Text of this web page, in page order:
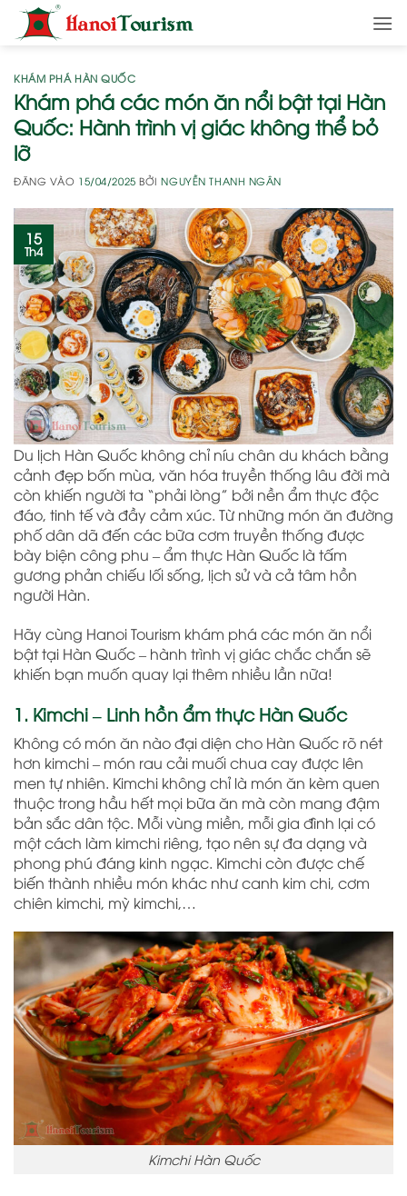
qua
dungKHÁM PHÁ HÀN QUỐC
Khám phá các món ăn nổi bật tại Hàn
Quốc: Hành trình vị giác không thể bỏ
lỡ
ĐĂNG VÀO 15/04/2025 BỞINGUYỄN THANH NGÂN
15
Th4
Du lịch Hàn Quốc không chỉ níu chân du khách bằng
cảnh đẹp bốn mùa, văn hóa truyền thống lâu đời mà
còn khiến người ta “phải lòng” bởi nền ẩm thực độc
đáo, tinh tế và đầy cảm xúc. Từ những món ăn đường
phố dân dã đến các bữa cơm truyền thống được
bày biện công phu – ẩm thực Hàn Quốc là tấm
gương phản chiếu lối sống, lịch sử và cả tâm hồn
người Hàn.
Hãy cùng Hanoi Tourism khám phá các món ăn nổi
bật tại Hàn Quốc – hành trình vị giác chắc chắn sẽ
khiến bạn muốn quay lại thêm nhiều lần nữa!
1. Kimchi – Linh hồn ẩm thực Hàn Quốc
Không có món ăn nào đại diện cho Hàn Quốc rõ nét
hơn kimchi – món rau cải muối chua cay được lên
men tự nhiên. Kimchi không chỉ là món ăn kèm quen
thuộc trong hầu hết mọi bữa ăn mà còn mang đậm
bản sắc dân tộc. Mỗi vùng miền, mỗi gia đình lại có
một cách làm kimchi riêng, tạo nên sự đa dạng và
phong phú đáng kinh ngạc. Kimchi còn được chế
biến thành nhiều món khác như canh kim chi, cơm
chiên kimchi, mỳ kimchi,…
Kimchi Hàn Quốc